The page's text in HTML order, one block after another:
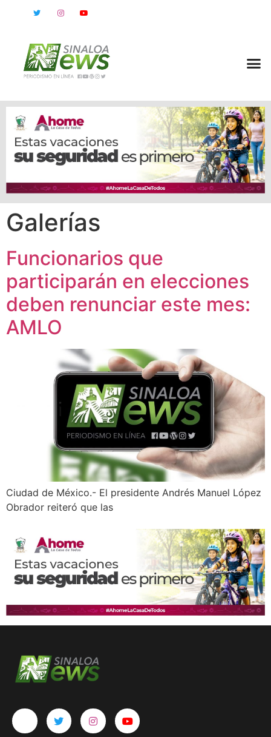
Galerías
Funcionarios que
participarán en elecciones
deben renunciar este mes:
AMLO
Ciudad de México.- El presidente Andrés Manuel López
Obrador reiteró que las